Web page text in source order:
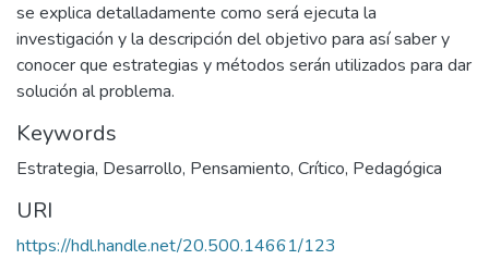
se explica detalladamente como será ejecuta la
investigación y la descripción del objetivo para así saber y
conocer que estrategias y métodos serán utilizados para dar
solución al problema.
Keywords
Estrategia, Desarrollo, Pensamiento, Crítico, Pedagógica
URI
https://hdl.handle.net/20.500.14661/123